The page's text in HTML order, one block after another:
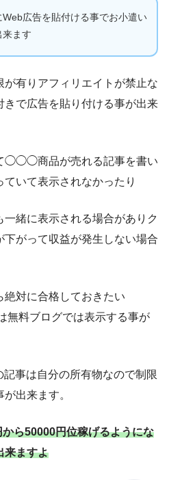
Web広告を貼付ける事でお小遣い
来ます
有りアフィリエイトが禁止な
きで広告を貼り付ける事が出来
◯◯◯商品が売れる記事を書い
いて表示されなかったり
緒に表示される場合がありク
下がって収益が発生しない場合
絶対に合格しておきたい
無料ブログでは表示する事が
事は自分の所有物なので制限
出来ます。
ら50000円位稼げるようにな
来ますよ